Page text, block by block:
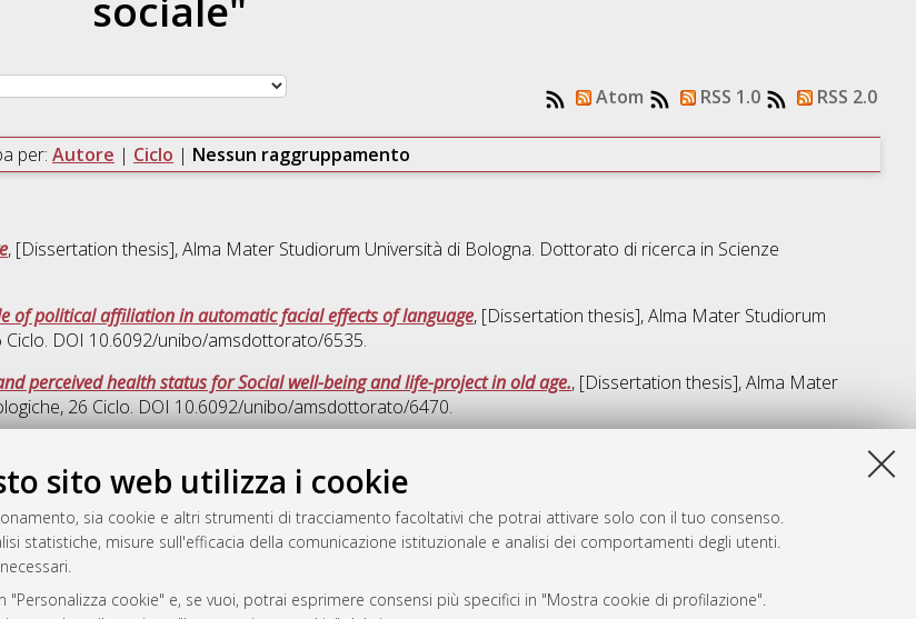
sito web utilizza i cookie
sia cookie e altri strumenti di tracciamento facoltativi che potrai attivare solo con il tuo consenso.
statistiche, misure sull'efficacia della comunicazione istituzionale e analisi dei comportamenti degli utenti.
cookie" e, se vuoi, potrai esprimere consensi più specifici in "Mostra cookie di profilazione".
sociale"
Atom RSS 1.0 RSS 2.0
per: Autore | Ciclo | Nessun raggruppamento
, [Dissertation thesis], Alma Mater Studiorum Università di Bologna. Dottorato di ricerca in Scienze
of political affiliation in automatic facial effects of language, [Dissertation thesis], Alma Mater Studiorum
Ciclo. DOI 10.6092/unibo/amsdottorato/6535.
perceived health status for Social well-being and life-project in old age., [Dissertation thesis], Alma Mater
, 26 Ciclo. DOI 10.6092/unibo/amsdottorato/6470.
Questa lista e' stata generata il Sat Aug 8 20:34:51 2026 CEST.
gestito da